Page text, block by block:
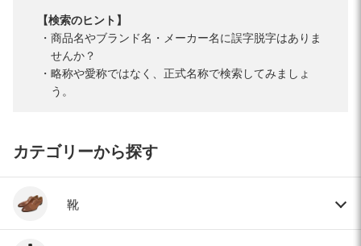
【検索のヒント】
商品名やブランド名・メーカー名に誤字脱字はありま
せんか？
略称や愛称ではなく、正式名称で検索してみましょ
う。
カテゴリーから探す
靴